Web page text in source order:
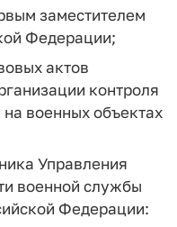
заместителем
Федерации;
актов
контроля
военных объектах
Управления
военной службы
Федерации: